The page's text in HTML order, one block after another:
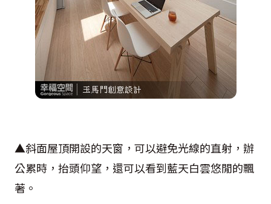
▲斜面屋頂開設的天窗，可以避免光線的直射，辦
公累時，抬頭仰望，還可以看到藍天白雲悠閒的飄
著。